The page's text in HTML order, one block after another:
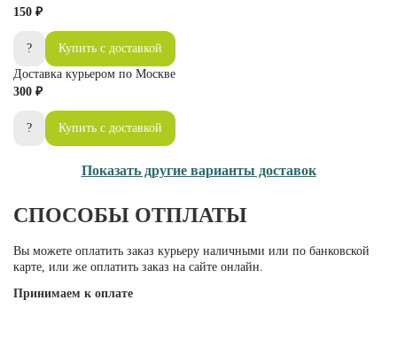
150 ₽
?
Купить с доставкой
Доставка курьером по Москве
300 ₽
? Купить с доставкой
Показать другие варианты доставок
СПОСОБЫ ОТПЛАТЫ
Вы можете оплатить заказ курьеру наличными или по банковской
карте, или же оплатить заказ на сайте онлайн.
Принимаем к оплате